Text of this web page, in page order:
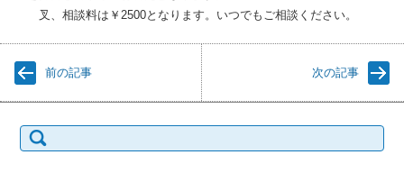
叉、相談料は￥2500となります。いつでもご相談ください。
前の記事 次の記事
検
索: